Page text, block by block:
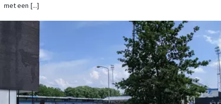
met een [...]